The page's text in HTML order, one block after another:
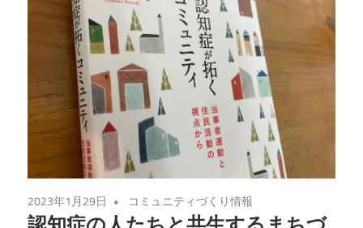
2023年1月29日 コミュニティづくり情報